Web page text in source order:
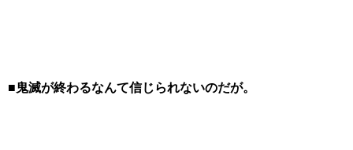
■鬼滅が終わるなんて信じられないのだが。